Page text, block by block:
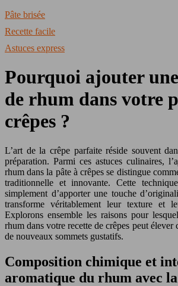
Pâte brisée
Recette facile
Astuces express
Pourquoi ajouter
de rhum dans votre
crêpes ?
L’art de la crêpe parfaite réside souvent
préparation. Parmi ces astuces culinaires,
rhum dans la pâte à crêpes se distingue
traditionnelle et innovante. Cette
simplement d’apporter une touche
transforme véritablement leur texture et
Explorons ensemble les raisons pour
rhum dans votre recette de crêpes peut élever
de nouveaux sommets gustatifs.
Composition chimique et
aromatique du rhum avec